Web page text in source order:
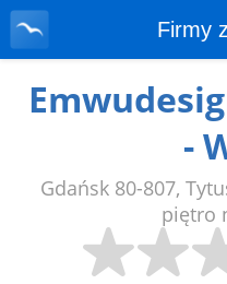
Firmy
-
Gdańsk 80-807,
piętro